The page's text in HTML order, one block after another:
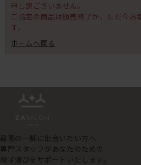
申し訳ございません。
ご指定の商品は販売終了か、ただ今お
す。
ホームへ戻る
最高の一脚に出会いたい方へ
専門スタッフがあなたのための
椅子選びをサポートいたします。